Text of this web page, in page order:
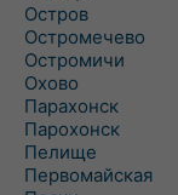
Остров
Остромечево
Остромичи
Охово
Парахонск
Парохонск
Пелище
Первомайская